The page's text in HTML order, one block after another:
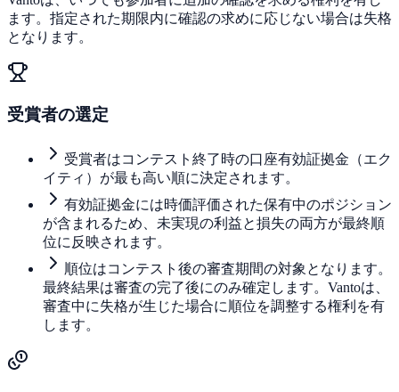
ます。指定された期限内に確認の求めに応じない場合は失格
となります。
受賞者の選定
受賞者はコンテスト終了時の口座有効証拠金（エク
イティ）が最も高い順に決定されます。
有効証拠金には時価評価された保有中のポジション
が含まれるため、未実現の利益と損失の両方が最終順
位に反映されます。
順位はコンテスト後の審査期間の対象となります。
最終結果は審査の完了後にのみ確定します。Vantoは、
審査中に失格が生じた場合に順位を調整する権利を有
します。